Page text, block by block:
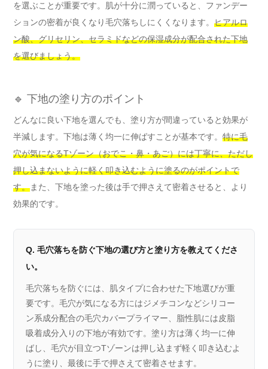
を選ぶことが重要です。肌が十分に潤っていると、ファンデー
ションの密着が良くなり毛穴落ちしにくくなります。 ヒアルロ
ン酸、グリセリン、セラミドなどの保湿成分が配合された下地
を選びましょう。
🔹 下地の塗り方のポイント
どんなに良い下地を選んでも、塗り方が間違っていると効果が
半減します。下地は薄く均一に伸ばすことが基本です。 特に毛
穴が気になるTゾーン（おでこ・鼻・あご）には丁寧に、ただし
押し込まないように軽く叩き込むように塗るのがポイントで
す。また、下地を塗った後は手で押さえて密着させると、より
効果的です。
Q. 毛穴落ちを防ぐ下地の選び方と塗り方を教えてくださ
い。
毛穴落ちを防ぐには、肌タイプに合わせた下地選びが重
要です。毛穴が気になる方にはジメチコンなどシリコー
ン系成分配合の毛穴カバープライマー、脂性肌には皮脂
吸着成分入りの下地が有効です。塗り方は薄く均一に伸
ばし、毛穴が目立つTゾーンは押し込まず軽く叩き込むよ
うに塗り、最後に手で押さえて密着させます。